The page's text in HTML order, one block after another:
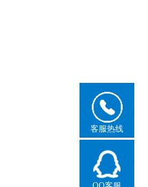
客服热线